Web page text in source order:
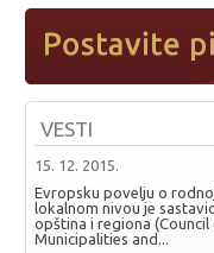
VESTI
15. 12. 2015.
Evropsku povelju o
lokalnom nivou je
opština i regiona (Council
Municipalities and...